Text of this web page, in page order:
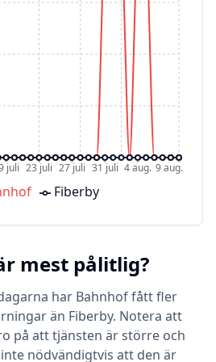
juli 23 juli 27 juli 31 juli 4 aug. 9 aug.
Fiberby
mest pålitlig?
har Bahnhof fått fler
än Fiberby. Notera att
på att tjänsten är större och
nödvändigtvis att den är